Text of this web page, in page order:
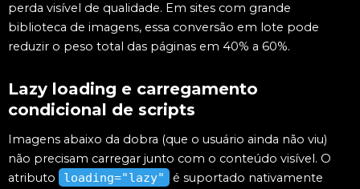
perda visível de qualidade. Em sites com grande
biblioteca de imagens, essa conversão em lote pode
reduzir o peso total das páginas em 40% a 60%.
Lazy loading e carregamento
condicional de scripts
Imagens abaixo da dobra (que o usuário ainda não viu)
não precisam carregar junto com o conteúdo visível. O
atributo
loading="lazy"
é suportado nativamente